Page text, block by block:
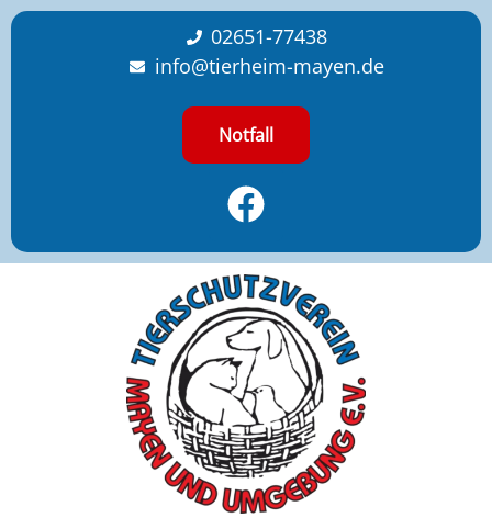
content
02651-77438
info@tierheim-mayen.de
Notfall